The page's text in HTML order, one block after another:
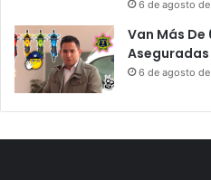
6 de agosto
Van Más
Aseguradas
6 de agosto